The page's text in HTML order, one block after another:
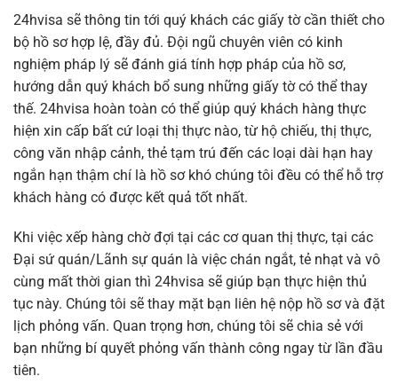
24hvisa sẽ thông tin tới quý khách các giấy tờ cần thiết cho
bộ hồ sơ hợp lệ, đầy đủ. Đội ngũ chuyên viên có kinh
nghiệm pháp lý sẽ đánh giá tính hợp pháp của hồ sơ,
hướng dẫn quý khách bổ sung những giấy tờ có thể thay
thế. 24hvisa hoàn toàn có thể giúp quý khách hàng thực
hiện xin cấp bất cứ loại thị thực nào, từ hộ chiếu, thị thực,
công văn nhập cảnh, thẻ tạm trú đến các loại dài hạn hay
ngắn hạn thậm chí là hồ sơ khó chúng tôi đều có thể hỗ trợ
khách hàng có được kết quả tốt nhất.
Khi việc xếp hàng chờ đợi tại các cơ quan thị thực, tại các
Đại sứ quán/Lãnh sự quán là việc chán ngắt, tẻ nhạt và vô
cùng mất thời gian thì 24hvisa sẽ giúp bạn thực hiện thủ
tục này. Chúng tôi sẽ thay mặt bạn liên hệ nộp hồ sơ và đặt
lịch phỏng vấn. Quan trọng hơn, chúng tôi sẽ chia sẻ với
bạn những bí quyết phỏng vấn thành công ngay từ lần đầu
tiên.